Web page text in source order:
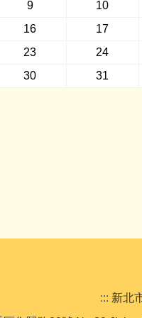
9
10
16
17
23
24
30
31
::: 新北